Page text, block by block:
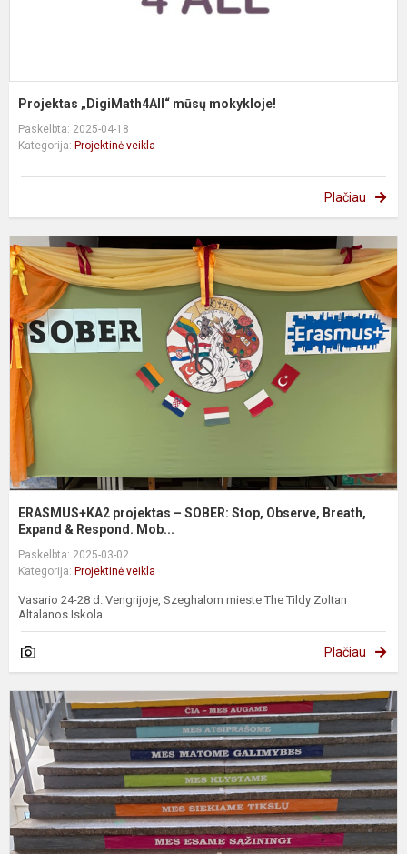
Projektas „DigiMath4All“ mūsų mokykloje!
Paskelbta: 2025-04-18
Kategorija: Projektinė veikla
Plačiau
ERASMUS+KA2 projektas – SOBER: Stop, Observe, Breath,
Expand & Respond. Mob...
Paskelbta: 2025-03-02
Kategorija: Projektinė veikla
Vasario 24-28 d. Vengrijoje, Szeghalom mieste The Tildy Zoltan
Altalanos Iskola...
Plačiau